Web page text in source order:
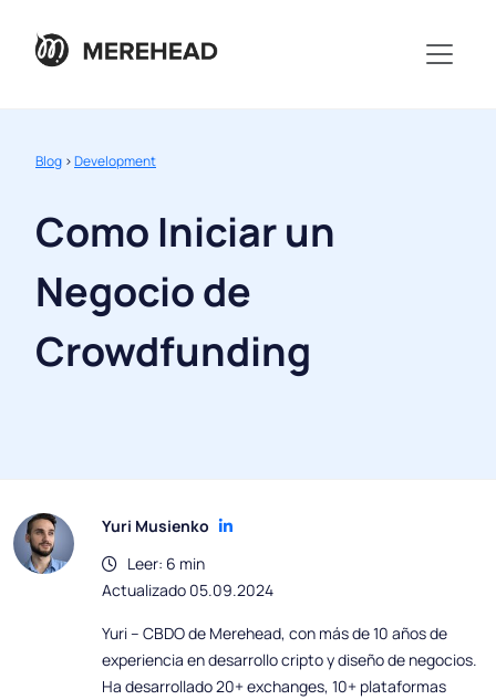
Blog >Development
Como Iniciar un
Negocio de
Crowdfunding
Yuri Musienko
Leer: 6 min
Actualizado 05.09.2024
Yuri – CBDO de Merehead, con más de 10 años de
experiencia en desarrollo cripto y diseño de negocios.
Ha desarrollado 20+ exchanges, 10+ plataformas